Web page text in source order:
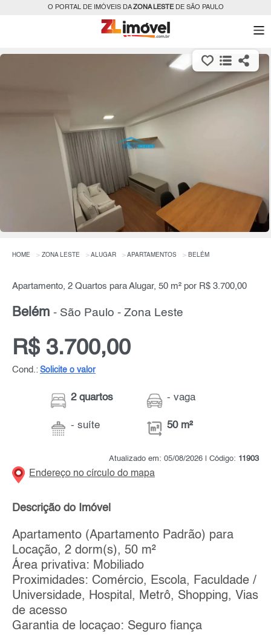
O PORTAL DE IMÓVEIS DAZONA LESTEDE SÃO PAULO
HOME ZONA LESTE ALUGAR APARTAMENTOS BELÉM
Apartamento, 2 Quartos para Alugar, 50 m² por R$ 3.700,00
Belém - São Paulo - Zona Leste
R$ 3.700,00
Cond.: Solicite o valor
2 quartos
- suíte
- vaga
50 m²
Atualizado em: 05/08/2026 | Código: 11903
Endereço no círculo do mapa
Descrição do Imóvel
Apartamento (Apartamento Padrão) para
Locação, 2 dorm(s), 50 m²
Área privativa: Mobiliado
Proximidades: Comércio, Escola, Faculdade /
Universidade, Hospital, Metrô, Shopping, Vias
de acesso
Garantia de locaçao: Seguro fiança